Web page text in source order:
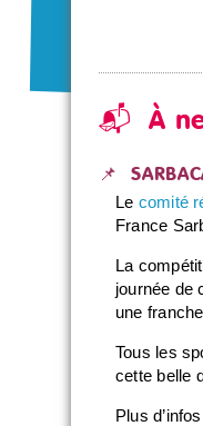
📬 À
📌
Le comité
France
La
journée de
une
Tous les
cette belle
Plus